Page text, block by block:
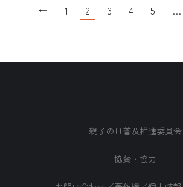
← 1 2 3 4 5 …
親子の日普及推進委員会
協賛・協力